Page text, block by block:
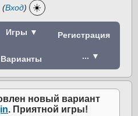
(Вход) ☀️
Игры ▼ Регистрация
Варианты ... ▼
новый вариант
. Приятной игры!